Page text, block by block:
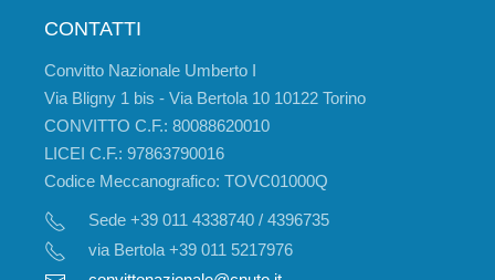
CONTATTI
Convitto Nazionale Umberto I
Via Bligny 1 bis - Via Bertola 10 10122 Torino
CONVITTO C.F.: 80088620010
LICEI C.F.: 97863790016
Codice Meccanografico: TOVC01000Q
Sede +39 011 4338740 / 4396735
via Bertola +39 011 5217976